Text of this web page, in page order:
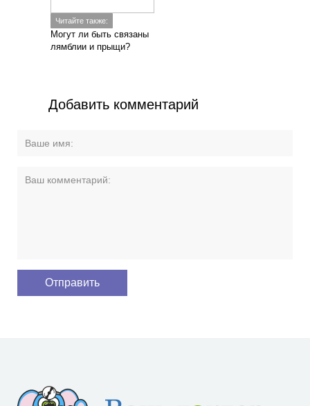
Читайте также:
Могут ли быть связаны
лямблии и прыщи?
Добавить комментарий